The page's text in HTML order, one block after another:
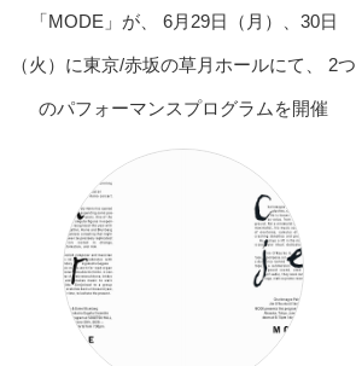
「MODE」が、 6月29日（月）、30日
（火）に東京/赤坂の草月ホールにて、 2つ
のパフォーマンスプログラムを開催